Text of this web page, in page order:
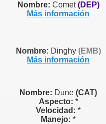
Nombre: Comet(DEP)
Más información
Nombre: Dinghy (EMB)
Más información
Nombre: Dune (CAT)
Aspecto: *
Velocidad: *
Manejo: *